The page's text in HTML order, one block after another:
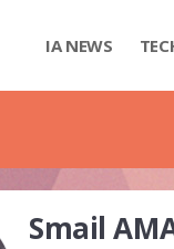
IA NEWS
Smail